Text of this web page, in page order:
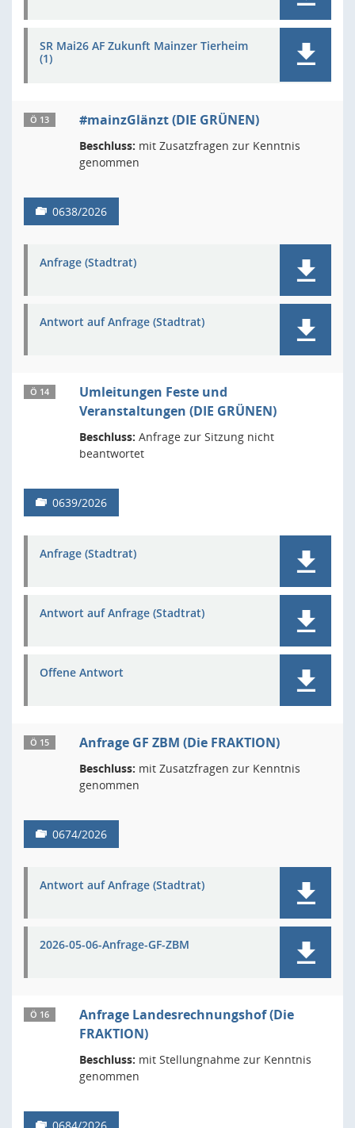
SR Mai26 AF Zukunft Mainzer Tierheim
(1)
Ö 13 #mainzGlänzt (DIE GRÜNEN)
Beschluss: mit Zusatzfragen zur Kenntnis
genommen
0638/2026
Anfrage (Stadtrat)
Antwort auf Anfrage (Stadtrat)
Ö 14
Umleitungen Feste und
Veranstaltungen (DIE GRÜNEN)
Beschluss: Anfrage zur Sitzung nicht
beantwortet
0639/2026
Anfrage (Stadtrat)
Antwort auf Anfrage (Stadtrat)
Offene Antwort
Ö 15 Anfrage GF ZBM (Die FRAKTION)
Beschluss: mit Zusatzfragen zur Kenntnis
genommen
0674/2026
Antwort auf Anfrage (Stadtrat)
2026-05-06-Anfrage-GF-ZBM
Ö 16
Anfrage Landesrechnungshof (Die
FRAKTION)
Beschluss: mit Stellungnahme zur Kenntnis
genommen